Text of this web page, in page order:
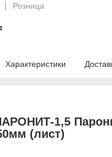
Розница
Характеристики
1,5
(лист)